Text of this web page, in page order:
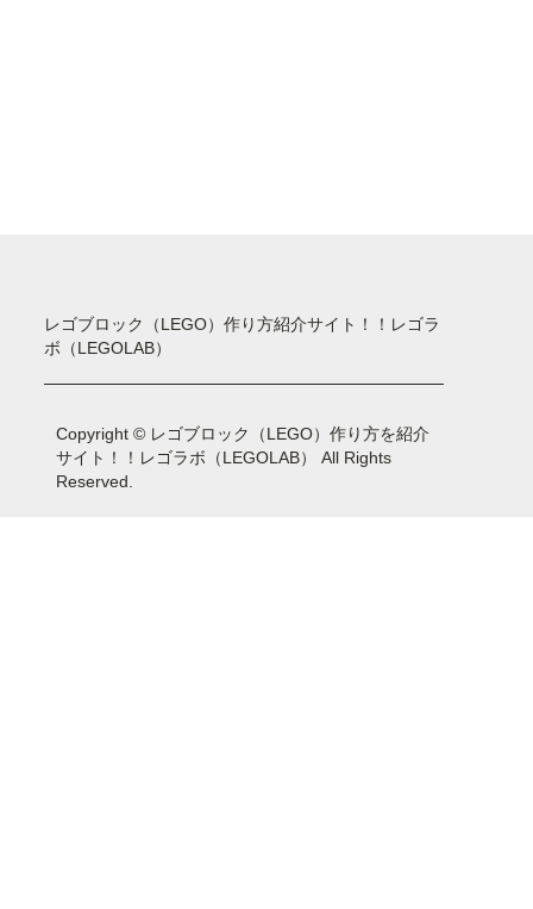
レゴブロック（LEGO）作り方紹介サイト！！レゴラ
ボ（LEGOLAB）
Copyright © レゴブロック（LEGO）作り方を紹介
サイト！！レゴラボ（LEGOLAB） All Rights
Reserved.